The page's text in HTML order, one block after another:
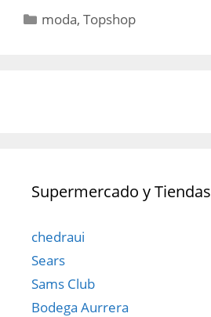
Categorías
moda,Topshop
Supermercado y Tiendas
chedraui
Sears
Sams Club
Bodega Aurrera